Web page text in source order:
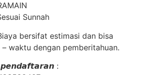
Sunnah
bersifat estimasi dan bisa
waktu dengan pemberitahuan.
: